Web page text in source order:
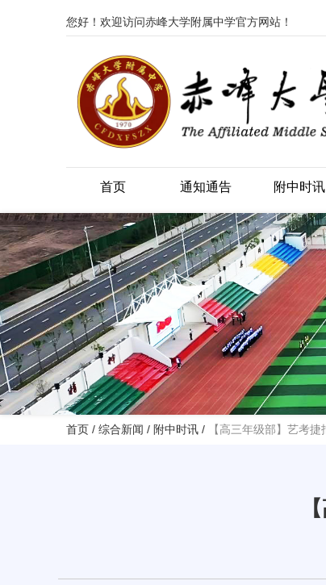
您好！欢迎访问赤峰大学附属中学官方网站！
首页 通知通告 附中时讯
首页 / 综合新闻 / 附中时讯 / 【高三年级部】艺考